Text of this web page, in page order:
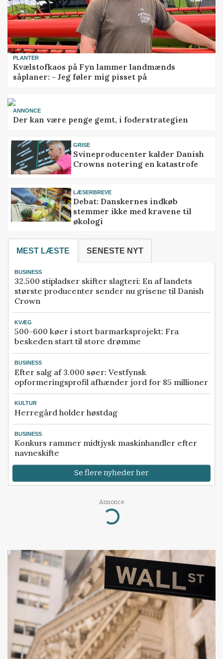
PLANTER
Kvælstofkaos på Fyn lammer landmænds
såplaner: - Jeg føler mig pisset på
ANNONCE
Der kan være penge gemt, i foderstrategien
GRISE
Svineproducenter kalder Danish
Crowns notering en katastrofe
LÆSERBREVE
Debat: Danskernes indkøb
stemmer ikke med kravene til
økologi
MEST LÆSTE SENESTE NYT
BUSINESS
32.500 stipladser skifter slagteri: En af landets
største producenter sender nu grisene til Danish
Crown
KVÆG
500-600 køer i stort barmarksprojekt: Fra
beskeden start til store drømme
BUSINESS
Efter salg af 3.000 søer: Vestfynsk
opformeringsprofil afhænder jord for 85 millioner
KULTUR
Herregård holder høstdag
BUSINESS
Konkurs rammer midtjysk maskinhandler efter
navneskifte
Se flere nyheder her
Annonce
Loading...